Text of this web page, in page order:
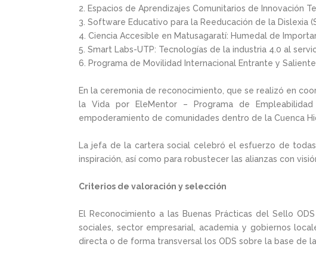
Espacios de Aprendizajes Comunitarios de Innovación
Software Educativo para la Reeducación de la Dislexia
Ciencia Accesible en Matusagaratí: Humedal de
Smart Labs-UTP: Tecnologías de la industria 4.0 al
Programa de Movilidad Internacional Entrante y Saliente
En la ceremonia de reconocimiento, que se realizó en
la Vida por EleMentor – Programa de
empoderamiento de comunidades dentro de la Cuenca
La jefa de la cartera social celebró el esfuerzo de
inspiración, así como para robustecer las alianzas con
Criterios de valoración y selección
El Reconocimiento a las Buenas Prácticas del Sello
sociales, sector empresarial, academia y gobiernos
directa o de forma transversal los ODS sobre la base de